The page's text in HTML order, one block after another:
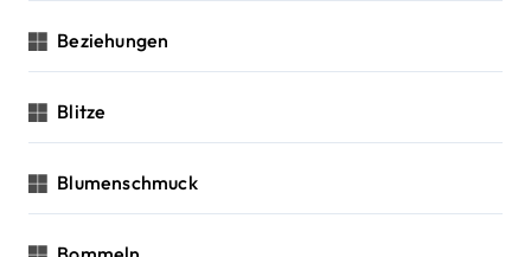
Beziehungen
Blitze
Blumenschmuck